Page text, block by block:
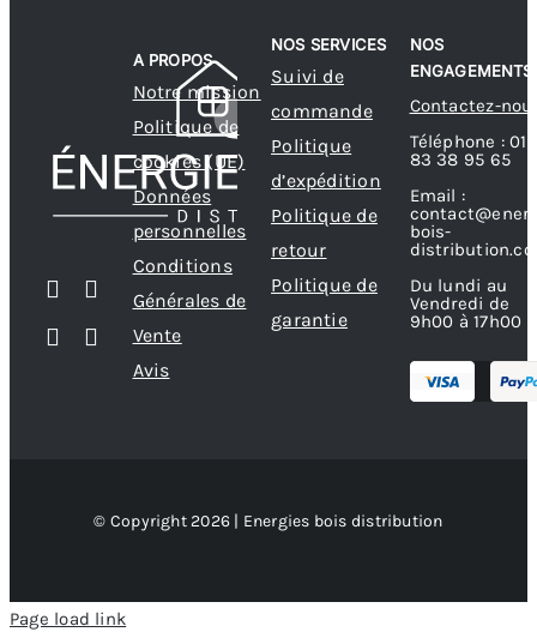
A PROPOS
Notre mission
Politique de
cookies (UE)
Données
personnelles
Conditions
Générales de
Vente
Avis
NOS SERVICES
Suivi de
commande
Politique
d’expédition
Politique de
retour
Politique de
garantie
NOS
ENGAGEMENTS
Contactez-
Téléphone : 01
83 38 95 65
Email :
bois-
Du lundi au
Vendredi de
9h00 à 17h00
© Copyright 2026 | Energies bois distribution
Page load link